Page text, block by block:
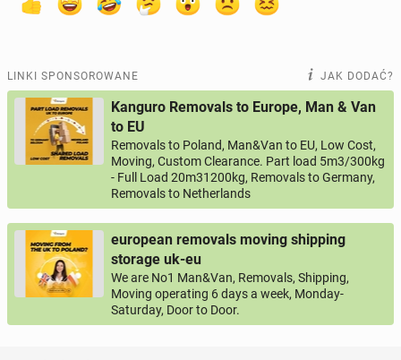
LINKI SPONSOROWANE JAK DODAĆ?
Kanguro Removals to Europe, Man & Van
to EU
Removals to Poland, Man&Van to EU, Low Cost,
Moving, Custom Clearance. Part load 5m3/300kg
- Full Load 20m31200kg, Removals to Germany,
Removals to Netherlands
european removals moving shipping
storage uk-eu
We are No1 Man&Van, Removals, Shipping,
Moving operating 6 days a week, Monday-
Saturday, Door to Door.